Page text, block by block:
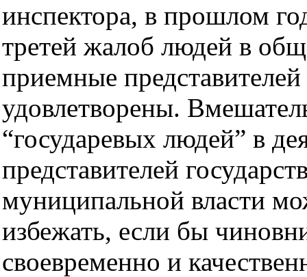
инспектора, в прошлом
третей жалоб людей в
приемные
удовлетворены.
“государевых людей” в
представителей
муниципальной власти
избежать, если бы
своевременно и